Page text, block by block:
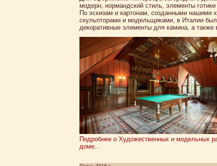
модерн, нормандский стиль, элементы
По эскизам и картонам, созданными
скульпторами и модельщиками, в Италии
декоративные элементы для камина, а также
Подробнее о Художественных и модельных
доме...